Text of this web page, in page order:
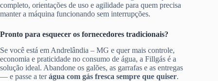
completo, orientações de uso e agilidade para quem precisa
manter a máquina funcionando sem interrupções.
Pronto para esquecer os fornecedores tradicionais?
Se você está em Andrelândia – MG e quer mais controle,
economia e praticidade no consumo de água, a Fillgás é a
solução ideal. Abandone os galões, as garrafas e as entregas
— e passe a terágua com gás fresca sempre que quiser.